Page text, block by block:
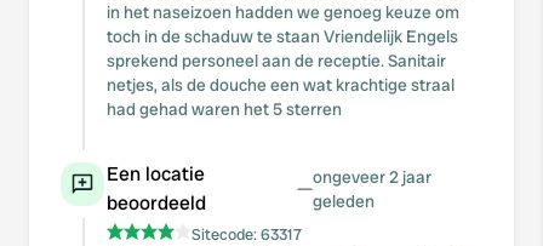
in het naseizoen hadden we genoeg keuze om
toch in de schaduw te staan Vriendelijk Engels
sprekend personeel aan de receptie. Sanitair
netjes, als de douche een wat krachtige straal
had gehad waren het 5 sterren
Een locatie
beoordeeld
—ongeveer 2 jaar
geleden
Sitecode:63317